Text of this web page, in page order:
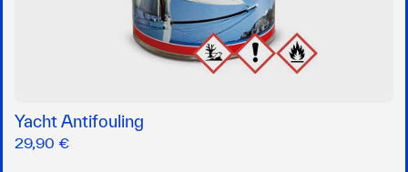
Yacht Antifouling
29,90 €